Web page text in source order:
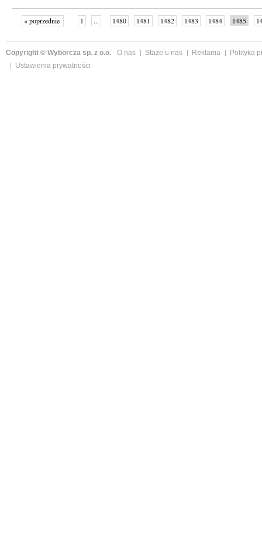
« poprzednie 1 ... 1480 1481 1482 1483 1484 1485
Copyright © Wyborcza sp. z o.o. O nas Staże u nas Reklama
Polityka
Ustawienia prywatności